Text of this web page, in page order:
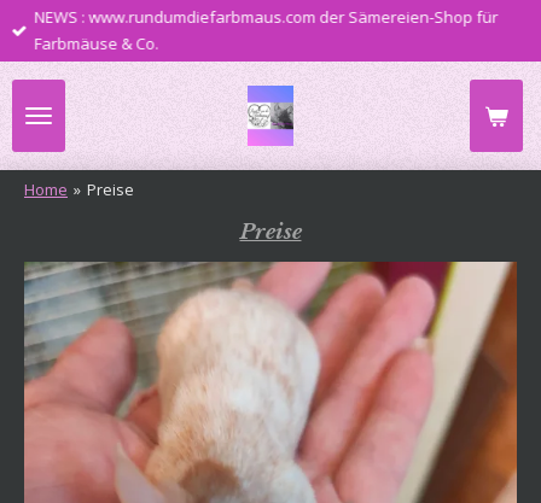
Zum
Hauptinhalt
springen
NEWS : www.rundumdiefarbmaus.com der Sämereien-Shop für
Farbmäuse & Co.
Home » Preise
Preise